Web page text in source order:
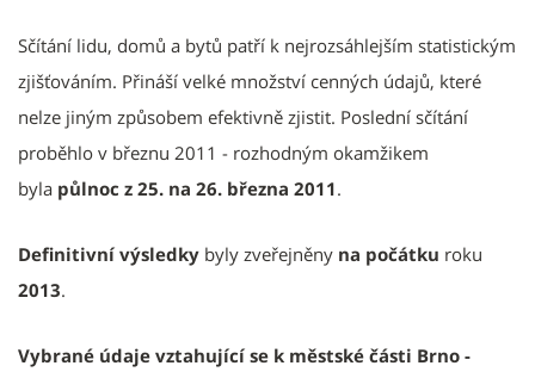
​Sčítání lidu, domů a bytů patří k nejrozsáhlejším statistickým
zjišťováním. Přináší velké množství cenných údajů, které
nelze jiným způsobem efektivně zjistit. Poslední sčítání
proběhlo v březnu 2011 - rozhodným okamžikem
byla půlnoc z 25. na 26. března 2011.
Definitivní výsledky byly zveřejněny na počátku roku
2013.
Vybrané údaje vztahující se k městské části Brno -